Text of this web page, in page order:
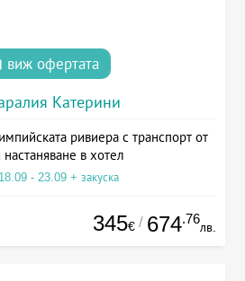
виж офертата
Катерини
ривиера с транспорт от
настаняване в хотел
- 23.09 + закуска
345€ / 674.76
лв.